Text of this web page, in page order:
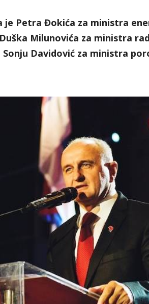
je Petra Đokića za ministra
Milunovića za ministra
Davidović za ministra